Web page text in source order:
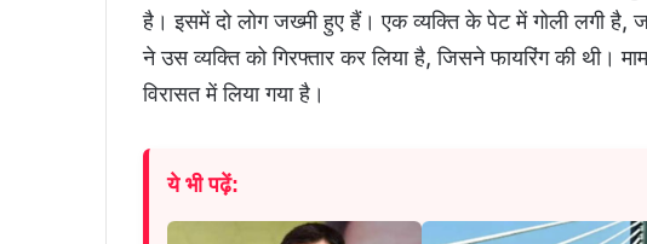
है। इसमें दो लोग जख्मी हुए हैं। एक व्यक्ति के पेट में गोली लगी है,
ने उस व्यक्ति को गिरफ्तार कर लिया है, जिसने फायरिंग की थी।
विरासत में लिया गया है।
ये भी पढ़ें: